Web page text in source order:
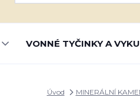
VONNÉ TYČINKY A
Úvod MINERÁLNÍ